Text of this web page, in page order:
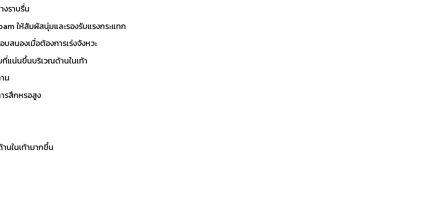
งราบรื่น
ให้สัมผัสนุ่มและรองรับแรงกระแทก
สนองเมื่อต้องการเร่งจังหวะ
แน่นขึ้นบริเวณด้านในเท้า
น
รสึกหรอสูง
นในเท้ามากขึ้น